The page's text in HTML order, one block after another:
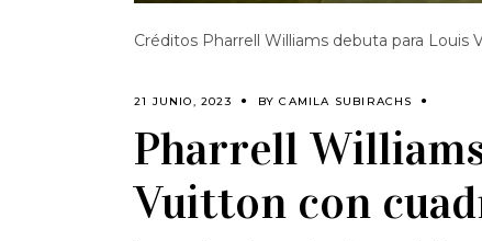
Créditos Pharrell Williams debuta para Louis
21 JUNIO, 2023 BYCAMILA SUBIRACHS
Pharrell
Vuitton con